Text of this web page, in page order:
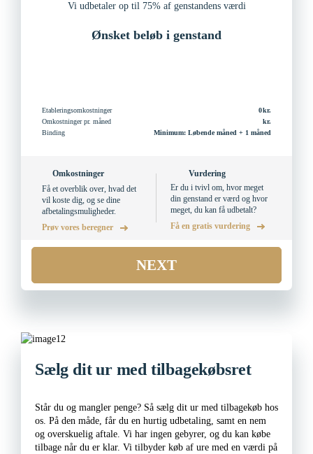
Sælg dit ur med tilbagekøbsret
Står du og mangler penge? Så sælg dit ur med tilbagekøb hos
os. På den måde, får du en hurtig udbetaling, samt en nem
og overskuelig aftale. Vi har ingen gebyrer, og du kan købe
tilbage når du er klar. Vi tilbyder køb af ure med en værdi på
Vi udbetaler op til 75% af genstandens værdi
Ønsket beløb i genstand
Etableringsomkostninger
0
Omkostninger pr. måned
Binding
Minimum: Løbende måned + 1 måned
Omkostninger
Få et overblik over, hvad det
vil koste dig, og se dine
afbetalingsmuligheder.
Prøv vores beregner
Vurdering
Er du i tvivl om, hvor meget
din genstand er værd og hvor
meget, du kan få udbetalt?
Få en gratis vurdering
NEXT